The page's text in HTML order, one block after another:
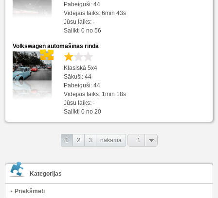
Pabeiguši: 44
Vidējais laiks: 6min 43s
Jūsu laiks: -
Salikti 0 no 56
Volkswagen automašīnas rindā
Klasiskā 5x4
Sākuši: 44
Pabeiguši: 44
Vidējais laiks: 1min 18s
Jūsu laiks: -
Salikti 0 no 20
1 2 3 nākamā 1
Kategorijas
Priekšmeti